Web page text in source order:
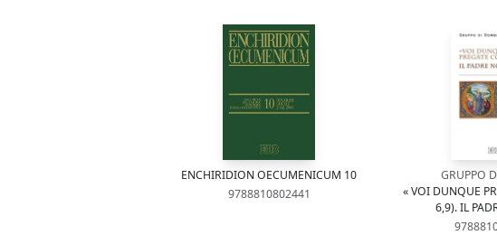
ENCHIRIDION OECUMENICUM 10
9788810802441
GRUPPO
« VOI DUNQUE
6,9). IL